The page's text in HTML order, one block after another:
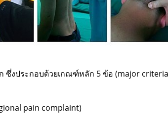
ซึ่งประกอบด้วยเกณฑ์หลัก 5 ข้อ (major
pain complaint)